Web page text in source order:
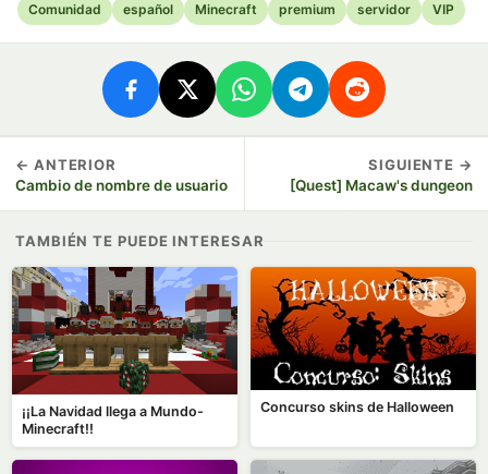
Comunidad español Minecraft premium servidor VIP
← ANTERIOR
Cambio de nombre de usuario
SIGUIENTE →
[Quest] Macaw's dungeon
TAMBIÉN TE PUEDE INTERESAR
¡¡La Navidad llega a Mundo-
Minecraft!!
Concurso skins de Halloween